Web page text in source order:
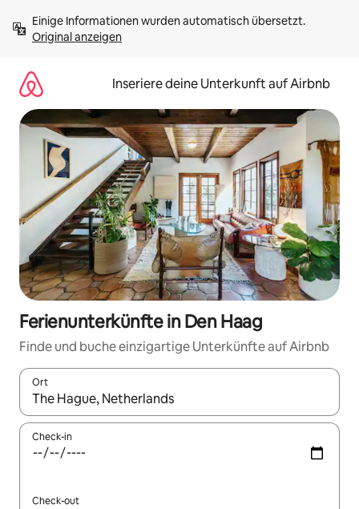
Inhalten
springenOriginal anzeigen
Inseriere deine Unterkunft auf Airbnb
Ferienunterkünfte in Den Haag
Finde und buche einzigartige Unterkünfte auf Airbnb
Ort
Wenn Ergebnisse verfügbar sind, navigiere mit den
Check-in
Check-out